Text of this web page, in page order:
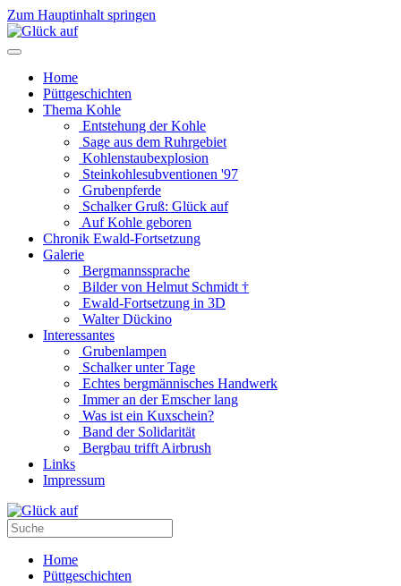
Zum Hauptinhalt springen
Home
Püttgeschichten
Thema Kohle
Entstehung der Kohle
Sage aus dem Ruhrgebiet
Kohlenstaubexplosion
Steinkohlesubventionen '97
Grubenpferde
Schalker Gruß: Glück auf
Auf Kohle geboren
Chronik Ewald-Fortsetzung
Galerie
Bergmannssprache
Bilder von Helmut Schmidt †
Ewald-Fortsetzung in 3D
Walter Dückino
Interessantes
Grubenlampen
Schalker unter Tage
Echtes bergmännisches Handwerk
Immer an der Emscher lang
Was ist ein Kuxschein?
Band der Solidarität
Bergbau trifft Airbrush
Links
Impressum
Home
Püttgeschichten